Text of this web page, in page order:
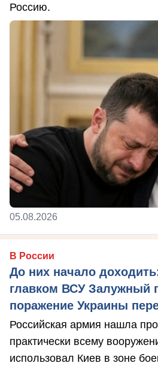
Россию.
05.08.2026
В России
До них начало
главком ВСУ Залужный
поражение Украины
Российская армия нашла
практически всему
использовал Киев в зоне